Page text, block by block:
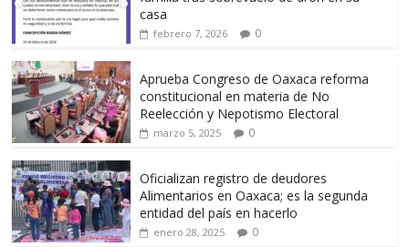
casa
febrero 7, 2026 0
Aprueba Congreso de Oaxaca reforma
constitucional en materia de No
Reelección y Nepotismo Electoral
marzo 5, 2025 0
Oficializan registro de deudores
Alimentarios en Oaxaca; es la segunda
entidad del país en hacerlo
enero 28, 2025 0